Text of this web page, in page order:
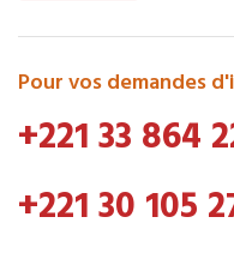
Pour vos demandes
+221 33 864
+221 30 105